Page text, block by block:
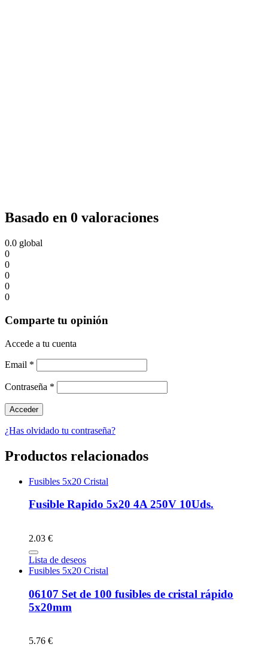
Basado en 0 valoraciones
0.0 global
0
0
0
0
0
Comparte tu opinión
Accede a tu cuenta
Email *
Contraseña *
¿Has olvidado tu contraseña?
Productos relacionados
Fusibles 5x20 Cristal
Fusible Rapido 5x20 4A 250V 10Uds.
2.03 €
Lista de deseos
Fusibles 5x20 Cristal
06107 Set de 100 fusibles de cristal rápido
5x20mm
5.76 €